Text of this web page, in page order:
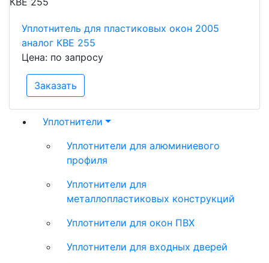
Уплотнитель для пластиковых окон 2005
аналог КВЕ 255
Цена: по запросу
Заказать
Уплотнители
Уплотнители для алюминиевого
профиля
Уплотнители для
металлопластиковых конструкций
Уплотнители для окон ПВХ
Уплотнители для входных дверей